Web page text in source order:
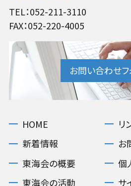
TEL：052-211-3110
FAX：052-220-4005
お問い合わせフ
HOME
新着情報
東海会の概要
東海会の活動
リ
お
個
サ